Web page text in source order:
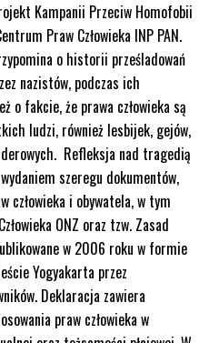
Kampanii Przeciw Homofobii
Praw Człowieka INP PAN.
o historii prześladowań
nazistów, podczas ich
o fakcie, że prawa człowieka są
ludzi, również lesbijek, gejów,
Refleksja nad tragedią
szeregu dokumentów,
człowieka i obywatela, w tym
ONZ oraz tzw. Zasad
w 2006 roku w formie
Yogyakarta przez
Deklaracja zawiera
praw człowieka w